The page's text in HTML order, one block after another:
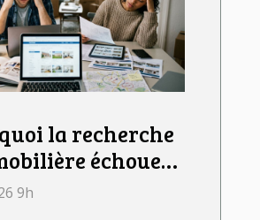
la recherche
échoue
sans
9h